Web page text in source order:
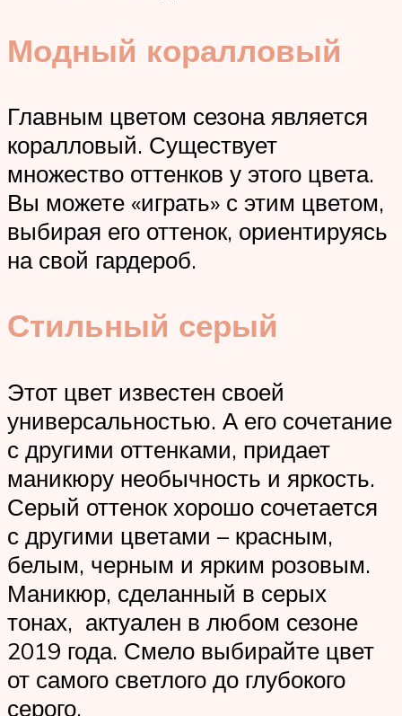
Модный коралловый
Главным цветом сезона является
коралловый. Существует
множество оттенков у этого цвета.
Вы можете «играть» с этим цветом,
выбирая его оттенок, ориентируясь
на свой гардероб.
Стильный серый
Этот цвет известен своей
универсальностью. А его сочетание
с другими оттенками, придает
маникюру необычность и яркость.
Серый оттенок хорошо сочетается
с другими цветами – красным,
белым, черным и ярким розовым.
Маникюр, сделанный в серых
тонах, актуален в любом сезоне
2019 года. Смело выбирайте цвет
от самого светлого до глубокого
серого.